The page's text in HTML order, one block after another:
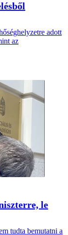
adott
az
le
tudta bemutatni a